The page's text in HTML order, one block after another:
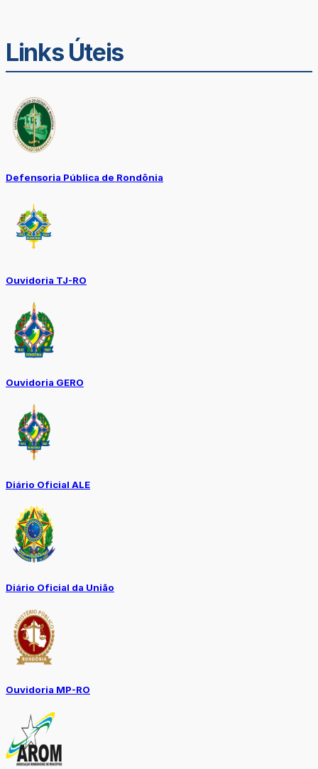
Links Úteis
Defensoria Pública de Rondônia
Ouvidoria TJ-RO
Ouvidoria GERO
Diário Oficial ALE
Diário Oficial da União
Ouvidoria MP-RO